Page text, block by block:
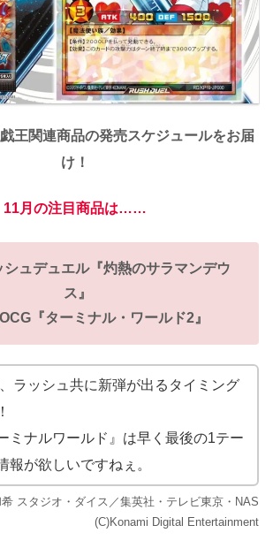
王関連商品の発売スケジュールをお届
け！
11月の注目商品は……
シュデュエル『灼熱のサラマンデウ
ス』
『ターミナル・ワールド2』
ラッシュ共に新弾が出るタイミング
ミナルワールド』は早く最後の1テー
報が欲しいですねぇ。
スタジオ・ダイス／集英社・テレビ東京・NAS
(C)Konami Digital Entertainment